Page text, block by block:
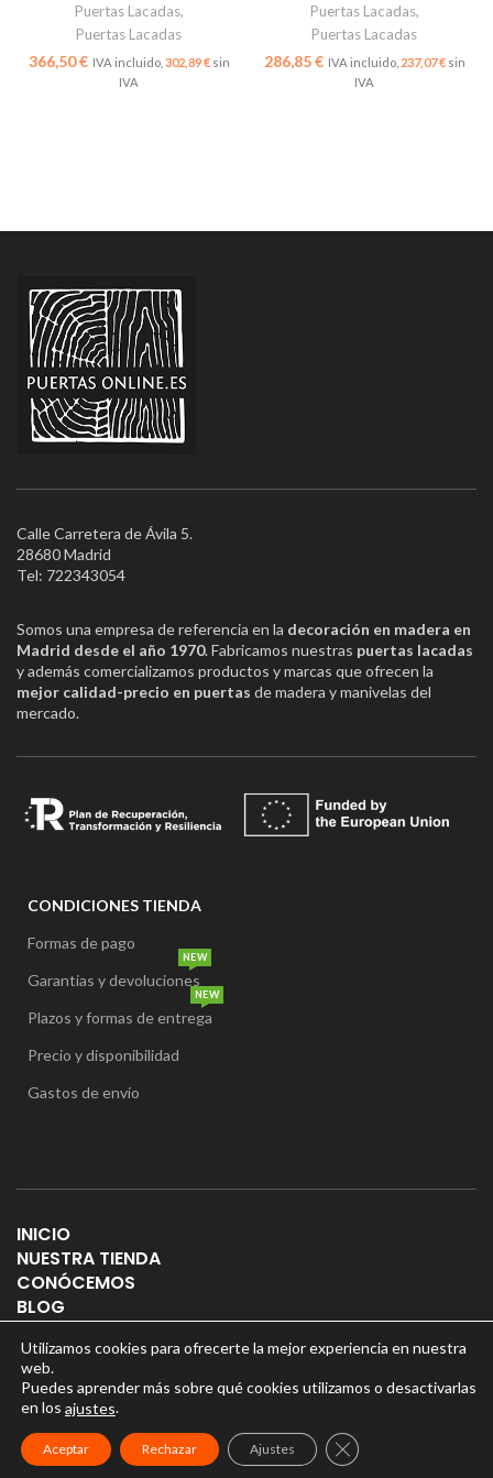
Puertas Lacadas,
Puertas Lacadas
€ 302,89€
Puertas Lacadas,
Puertas Lacadas
€ 237,07€
Calle Carretera de Ávila 5.
28680 Madrid
Tel: 722343054
Somos una empresa de referencia en la decoración en madera en
Madrid desde el año 1970. Fabricamos nuestras puertas lacadas
y además comercializamos productos y marcas que ofrecen la
mejor calidad-precio en puertas de madera y manivelas del
mercado.
CONDICIONES TIENDA
Formas de pago
Garantias y devoluciones
NEW
Plazos y formas de entrega
NEW
Precio y disponibilidad
Gastos de envío
INICIO
NUESTRA TIENDA
CONÓCEMOS
BLOG
Puertas Online
Aviso legal|Política de privacidad| Cookies
Utilizamos cookies para ofrecerte la mejor experiencia en nuestra
web.
Puedes aprender más sobre qué cookies utilizamos o desactivarlas
en los ajustes.
Aceptar Rechazar Ajustes CERRAR EL